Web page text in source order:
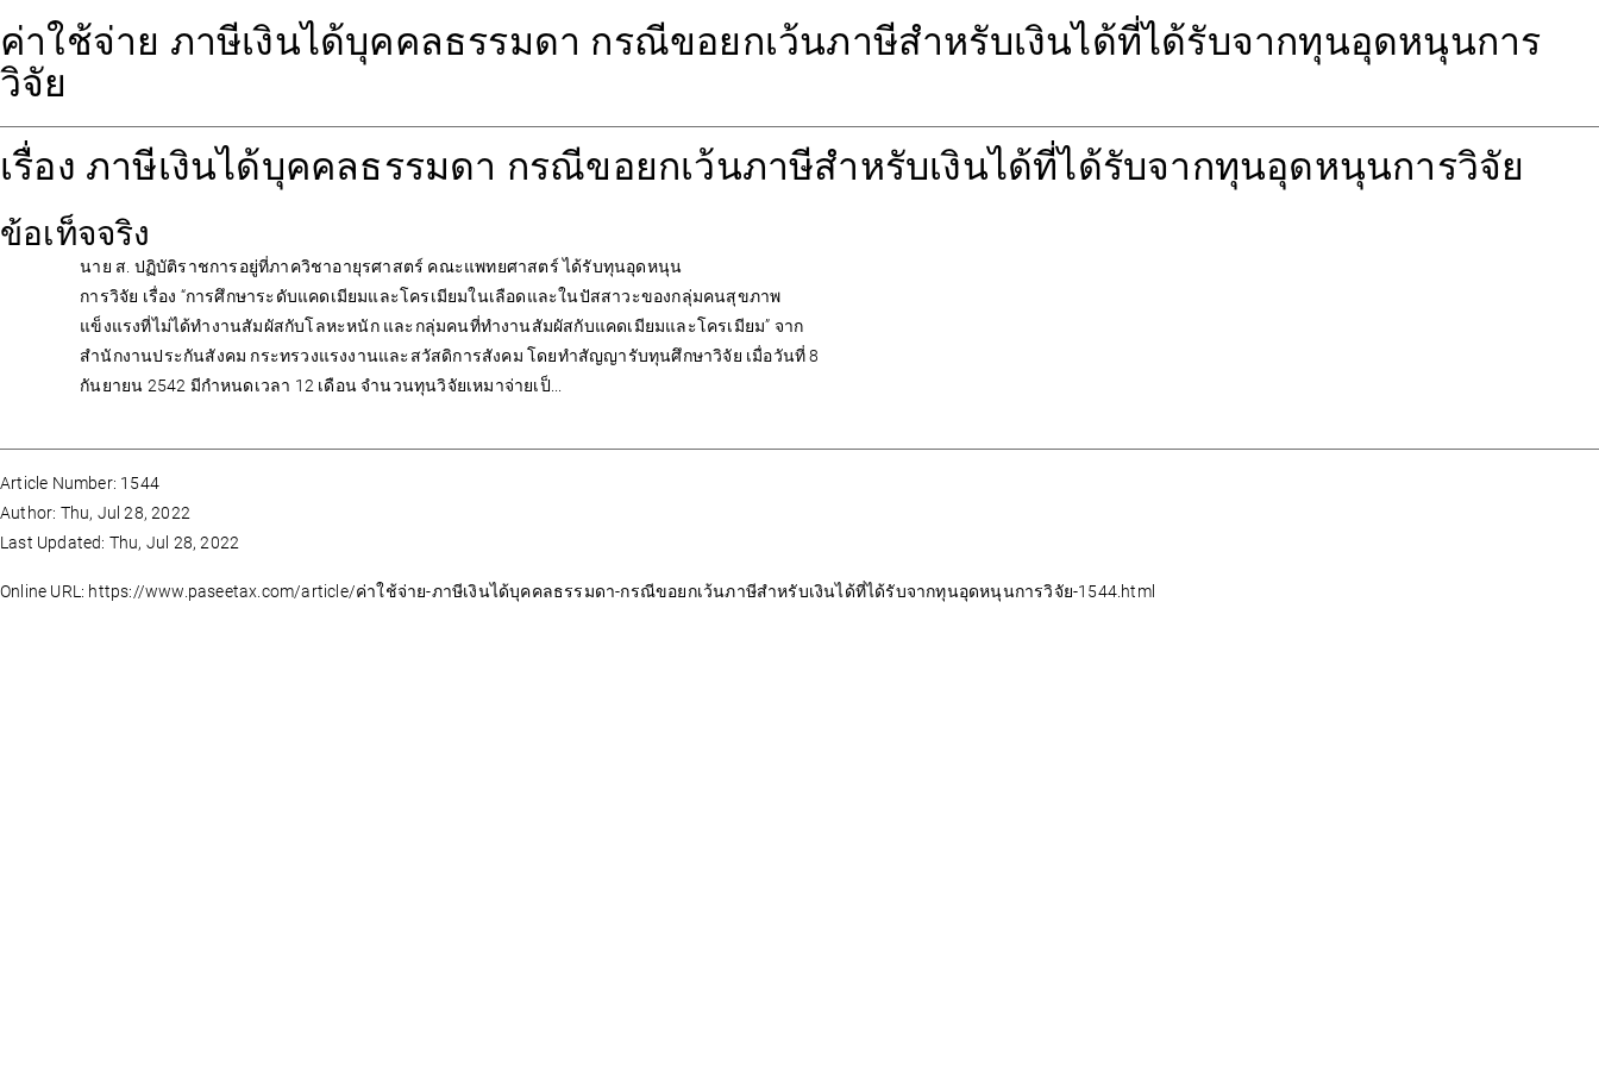
ค่าใช้จ่าย ภาษีเงินได้บุคคลธรรมดา กรณีขอยกเว้นภาษีสำหรับเงินได้ที่ได้รับจากทุนอุดหนุนการ
วิจัย
เรื่อง ภาษีเงินได้บุคคลธรรมดา กรณีขอยกเว้นภาษีสำหรับเงินได้ที่ได้รับจากทุนอุดหนุนการวิจัย
ข้อเท็จจริง
นาย ส. ปฏิบัติราชการอยู่ที่ภาควิชาอายุรศาสตร์ คณะแพทยศาสตร์ ได้รับทุนอุดหนุน
การวิจัย เรื่อง “การศึกษาระดับแคดเมียมและโครเมียมในเลือดและในปัสสาวะของกลุ่มคนสุขภาพ
แข็งแรงที่ไม่ได้ทำงานสัมผัสกับโลหะหนัก และกลุ่มคนที่ทำงานสัมผัสกับแคดเมียมและโครเมียม” จาก
สำนักงานประกันสังคม กระทรวงแรงงานและสวัสดิการสังคม โดยทำสัญญารับทุนศึกษาวิจัย เมื่อวันที่ 8
กันยายน 2542 มีกำหนดเวลา 12 เดือน จำนวนทุนวิจัยเหมาจ่ายเป็...
Article Number: 1544
Author: Thu, Jul 28, 2022
Last Updated: Thu, Jul 28, 2022
Online URL: https://www.paseetax.com/article/ค่าใช้จ่าย-ภาษีเงินได้บุคคลธรรมดา-กรณีขอยกเว้นภาษีสำหรับเงินได้ที่ได้รับจากทุนอุดหนุนการวิจัย-1544.html